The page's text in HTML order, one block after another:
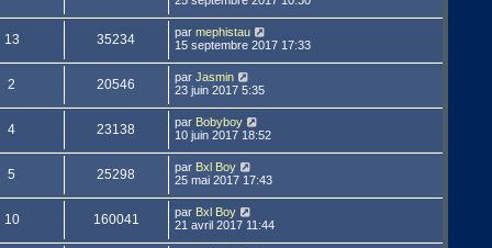
13 35234 par mephistau
15 septembre 2017 17:33
2 20546 par Jasmin
23 juin 2017 5:35
4 23138 par Bobyboy
10 juin 2017 18:52
5 25298 par Bxl Boy
25 mai 2017 17:43
10 160041 par Bxl Boy
21 avril 2017 11:44